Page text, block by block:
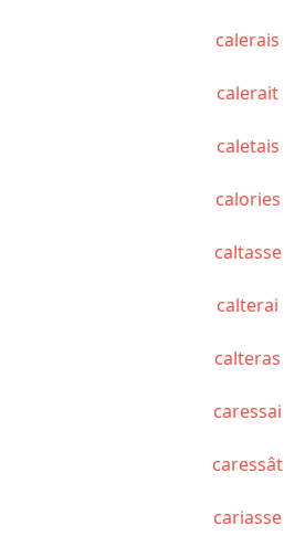
calerais
calerait
caletais
calories
caltasse
calterai
calteras
caressai
caressât
cariasse